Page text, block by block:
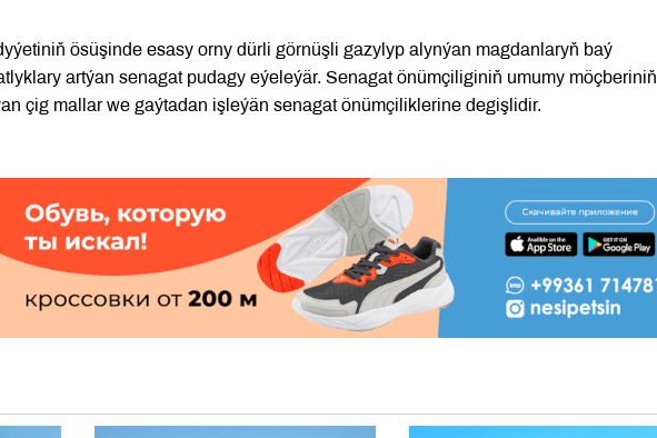
ösüşinde esasy orny dürli görnüşli gazylyp alynýan magdanlaryň baý
artýan senagat pudagy eýeleýär. Senagat önümçiliginiň umumy möçberiniň
çig mallar we gaýtadan işleýän senagat önümçiliklerine degişlidir.